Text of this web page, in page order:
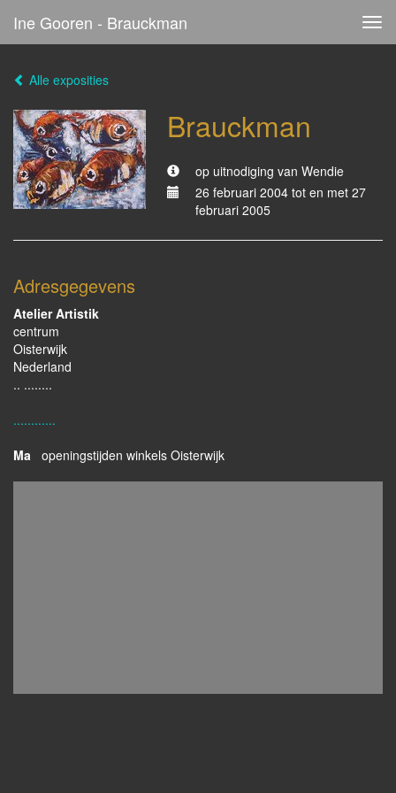
Ine Gooren - Brauckman
Alle exposities
Brauckman
op uitnodiging van Wendie
26 februari 2004 tot en met 27
februari 2005
Adresgegevens
Atelier Artistik
centrum
Oisterwijk
Nederland
.. ........
............
Ma openingstijden winkels Oisterwijk